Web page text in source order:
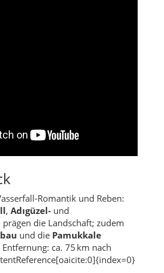
und Reben:
, Adıgüzel‑ und
prägen die Landschaft; zudem
und die Pamukkale
Entfernung: ca. 75 km nach